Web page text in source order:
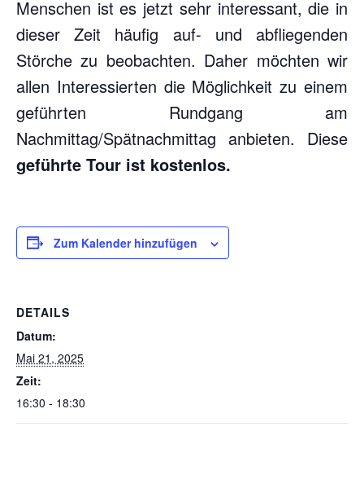
Menschen ist es jetzt sehr interessant, die in
dieser Zeit häufig auf- und abfliegenden
Störche zu beobachten. Daher möchten wir
allen Interessierten die Möglichkeit zu einem
geführten Rundgang am
Nachmittag/Spätnachmittag anbieten. Diese
geführte Tour ist kostenlos.
Zum Kalender hinzufügen
DETAILS
Datum:
Mai 21, 2025
Zeit:
16:30 - 18:30